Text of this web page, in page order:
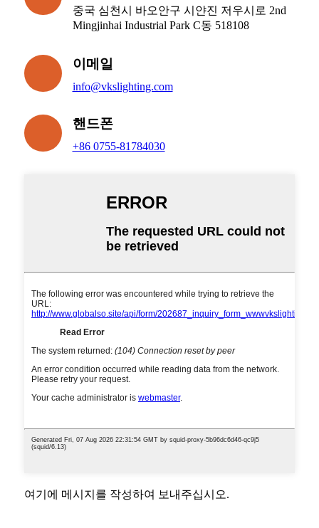
중국 심천시 바오안구 시얀진 저우시로 2nd
Mingjinhai Industrial Park C동 518108
이메일
info@vkslighting.com
핸드폰
+86 0755-81784030
여기에 메시지를 작성하여 보내주십시오.